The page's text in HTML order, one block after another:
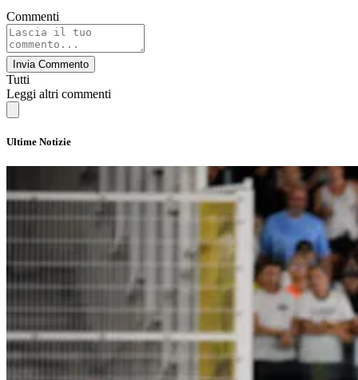
Commenti
Invia Commento
Tutti
Leggi altri commenti
Ultime Notizie